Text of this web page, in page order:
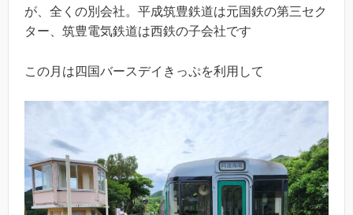
が、全くの別会社。平成筑豊鉄道は元国鉄の第三セク
ター、筑豊電気鉄道は西鉄の子会社です
この月は四国バースデイきっぷを利用して